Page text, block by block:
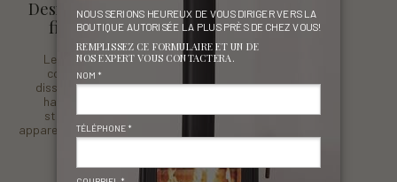
Design élégant avec
filtres discrets
Le design de nos spas
comprend des filtres
dissimulés qui s’intègrent
harmonieusement à la
structure, offrant une
apparence élégante et raffinée.